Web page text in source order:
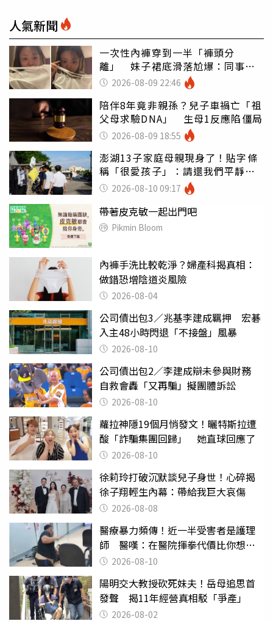
人氣新聞
一次性內褲穿到一半「褲頭分
離」 妹子裙底滑落尬爆：同事全
看光2026-08-09 22:46
陪伴8年竟非親孫？兒子車禍亡「祖
父母求驗DNA」 生母1反應陷僵局
2026-08-09 18:55
澎湖13子家庭母親現身了！貼字條
稱「很愛孩子」：請還我們平靜生
活 2026-08-10 09:17
帶著皮克敏一起出門吧
Pikmin Bloom
內褲手洗比較乾淨？婦產科揭真相：
做錯恐增陰道炎風險
2026-08-04
公司債出包3／兆基李建成羈押 宏碁
入主48小時閃退「不接盤」風暴
2026-08-10
公司債出包2／李建成辯未參與財務
自救會轟「又再騙」擬團體訴訟
2026-08-10
蘿拉神隱19個月悄發文！曬特斯拉遭
酸「詐騙集團回歸」 她直球回應了
2026-08-10
徐莉玲打破沉默談兒子身世！心碎揭
徐子翔輕生內幕：帶給我巨大哀傷
2026-08-08
醫療暴力頻傳！近一半受害者是護理
師 醫嘆：在醫院揮拳代價比你想像
的還要大
2026-08-10
陽明交大教授砍死妹夫！岳母追思首
發聲 揭11年經營真相駁「爭產」
2026-08-02